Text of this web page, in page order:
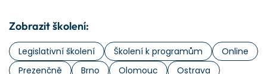
Zobrazit školení:
Legislativní školení Školení k programům
Online
Prezenčně
Brno Olomouc
Ostrava